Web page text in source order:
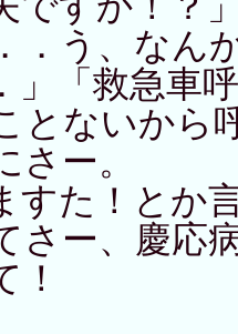
．う、なん
」「救急車
とないから
さー。
すた！とか
さー、慶応
！